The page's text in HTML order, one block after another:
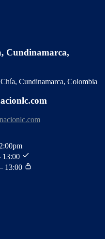
Cundinamarca,
Cundinamarca, Colombia
13:00
13:00